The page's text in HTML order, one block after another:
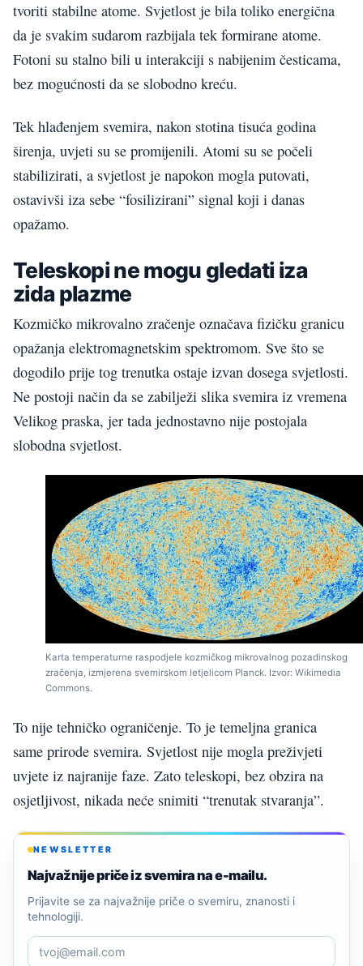
tvoriti stabilne atome. Svjetlost je bila toliko energična
da je svakim sudarom razbijala tek formirane atome.
Fotoni su stalno bili u interakciji s nabijenim česticama,
bez mogućnosti da se slobodno kreću.
Tek hlađenjem svemira, nakon stotina tisuća godina
širenja, uvjeti su se promijenili. Atomi su se počeli
stabilizirati, a svjetlost je napokon mogla putovati,
ostavivši iza sebe “fosilizirani” signal koji i danas
opažamo.
Teleskopi ne mogu gledati iza
zida plazme
Kozmičko mikrovalno zračenje označava fizičku granicu
opažanja elektromagnetskim spektromom. Sve što se
dogodilo prije tog trenutka ostaje izvan dosega svjetlosti.
Ne postoji način da se zabilježi slika svemira iz vremena
Velikog praska, jer tada jednostavno nije postojala
slobodna svjetlost.
Karta temperaturne raspodjele kozmičkog mikrovalnog pozadinskog
zračenja, izmjerena svemirskom letjelicom Planck. Izvor: Wikimedia
Commons.
To nije tehničko ograničenje. To je temeljna granica
same prirode svemira. Svjetlost nije mogla preživjeti
uvjete iz najranije faze. Zato teleskopi, bez obzira na
osjetljivost, nikada neće snimiti “trenutak stvaranja”.
NEWSLETTER
Najvažnije priče iz svemira na e-mailu.
Prijavite se za najvažnije priče o svemiru, znanosti i
tehnologiji.